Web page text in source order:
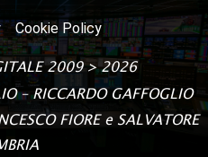
Cookie Policy
2009 > 2026
– RICCARDO GAFFOGLIO
FIORE e SALVATORE